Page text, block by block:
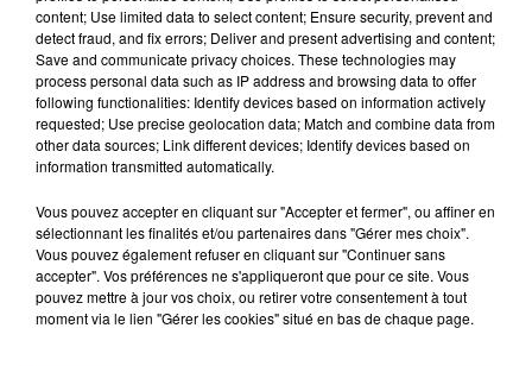
15 juillet 2026
BÉTHUNE: ENQUÊTE POUR HOMICIDE
VOLONTAIRE EN COURS, APRÈS LA...
Selon les premiers éléments, le logement servait
content; Use limited data to select content; Ensure security, prevent and
detect fraud, and fix errors; Deliver and present advertising and content;
Save and communicate privacy choices. These technologies may
process personal data such as IP address and browsing data to offer
following functionalities: Identify devices based on information actively
requested; Use precise geolocation data; Match and combine data from
other data sources; Link different devices; Identify devices based on
information transmitted automatically.
Vous pouvez accepter en cliquant sur "Accepter et fermer", ou affiner en
sélectionnant les finalités et/ou partenaires dans "Gérer mes choix".
Vous pouvez également refuser en cliquant sur "Continuer sans
accepter". Vos préférences ne s'appliqueront que pour ce site. Vous
pouvez mettre à jour vos choix, ou retirer votre consentement à tout
moment via le lien "Gérer les cookies" situé en bas de chaque page.